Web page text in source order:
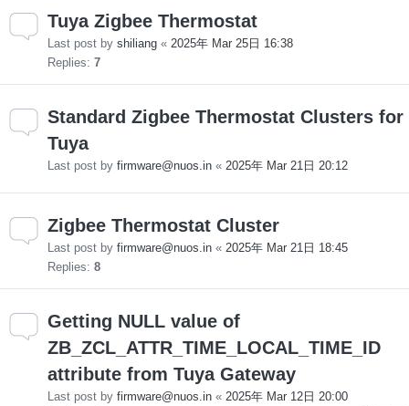
Tuya Zigbee Thermostat
Last post by shiliang « 2025年 Mar 25日 16:38
Replies: 7
Standard Zigbee Thermostat Clusters for
Tuya
Last post by firmware@nuos.in « 2025年 Mar 21日 20:12
Zigbee Thermostat Cluster
Last post by firmware@nuos.in « 2025年 Mar 21日 18:45
Replies: 8
Getting NULL value of
ZB_ZCL_ATTR_TIME_LOCAL_TIME_ID
attribute from Tuya Gateway
Last post by firmware@nuos.in « 2025年 Mar 12日 20:00